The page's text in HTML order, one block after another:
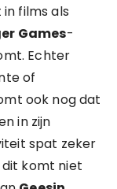
films als
Games-
Echter
of
ook nog dat
in zijn
spat zeker
komt niet